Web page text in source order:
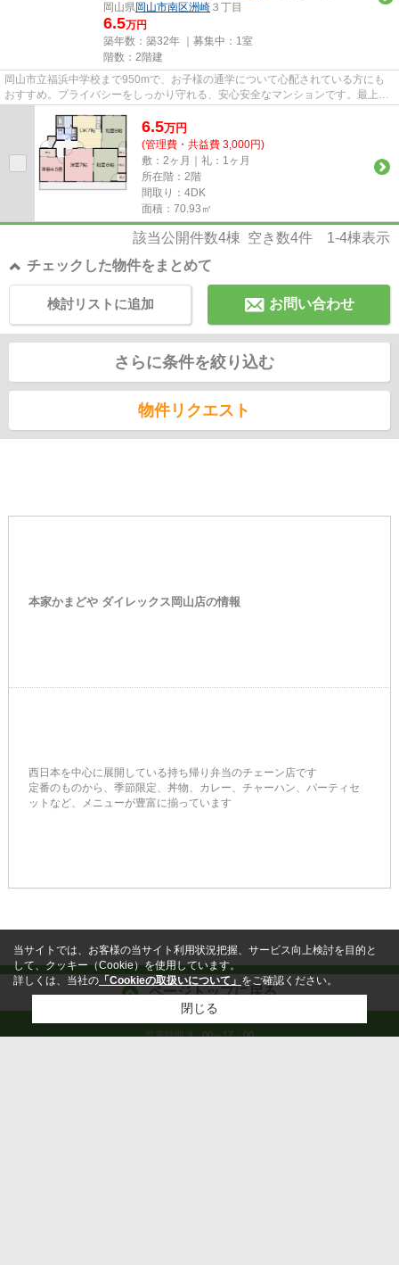
岡山県岡山市南区洲崎 ３丁目
6.5万円
築年数：築32年 ｜募集中： 1室
階数：2階建
岡山市立福浜中学校まで950mで、お子様の通学について心配されている方にも
おすすめ。プライバシーをしっかり守れる、安心安全なマンションです。最上階
6.5万円
(管理費・共益費 3,000円)
敷：2ヶ月｜礼：1ヶ月
所在階：2階
間取り：4DK
面積：70.93㎡
該当公開件数4棟 空き数4件 1-4棟表示
チェックした物件をまとめて
お問い合わせ
検討リストに追加
さらに条件を絞り込む
物件リクエスト
本家かまどや ダイレックス岡山店の情報
西日本を中心に展開している持ち帰り弁当のチェーン店です
定番のものから、季節限定、丼物、カレー、チャーハン、パーティセ
ットなど、メニューが豊富に揃っています
ページトップに戻る
営業時間:9：00～17：00
当サイトでは、お客様の当サイト利用状況把握、サービス向上検討を目的と
して、クッキー（Cookie）を使用しています。
詳しくは、当社の 「Cookieの取扱いについて」 をご確認ください。
閉じる